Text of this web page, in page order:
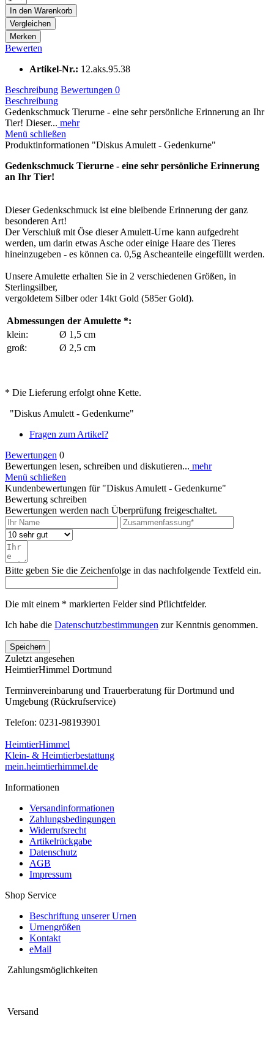
In den Warenkorb
Vergleichen
Merken
Bewerten
Artikel-Nr.: 12.aks.95.38
Beschreibung Bewertungen 0
Beschreibung
Gedenkschmuck Tierurne - eine sehr persönliche Erinnerung an Ihr
Tier! Dieser... mehr
Menü schließen
Produktinformationen "Diskus Amulett - Gedenkurne"
Gedenkschmuck Tierurne - eine sehr persönliche Erinnerung
an Ihr Tier!
Dieser Gedenkschmuck ist eine bleibende Erinnerung der ganz
besonderen Art!
Der Verschluß mit Öse dieser Amulett-Urne kann aufgedreht
werden, um darin etwas Asche oder einige Haare des Tieres
hineinzugeben - es können ca. 0,5g Ascheanteile eingefüllt werden.
Unsere Amulette erhalten Sie in 2 verschiedenen Größen, in
Sterlingsilber,
vergoldetem Silber oder 14kt Gold (585er Gold).
Abmessungen der Amulette *:
klein:
Ø 1,5 cm
groß:
Ø 2,5 cm
* Die Lieferung erfolgt ohne Kette.
"Diskus Amulett - Gedenkurne"
Fragen zum Artikel?
Bewertungen 0
Bewertungen lesen, schreiben und diskutieren... mehr
Menü schließen
Kundenbewertungen für "Diskus Amulett - Gedenkurne"
Bewertung schreiben
Bewertungen werden nach Überprüfung freigeschaltet.
Bitte geben Sie die Zeichenfolge in das nachfolgende Textfeld ein.
Die mit einem * markierten Felder sind Pflichtfelder.
Ich habe die Datenschutzbestimmungen zur Kenntnis genommen.
Speichern
Zuletzt angesehen
HeimtierHimmel Dortmund
Terminvereinbarung und Trauerberatung für Dortmund und
Umgebung (Rückrufservice)
Telefon: 0231-98193901
HeimtierHimmel
Klein- & Heimtierbestattung
mein.heimtierhimmel.de
Informationen
Versandinformationen
Zahlungsbedingungen
Widerrufsrecht
Artikelrückgabe
Datenschutz
AGB
Impressum
Shop Service
Beschriftung unserer Urnen
Urnengrößen
Kontakt
eMail
Zahlungsmöglichkeiten
Versand